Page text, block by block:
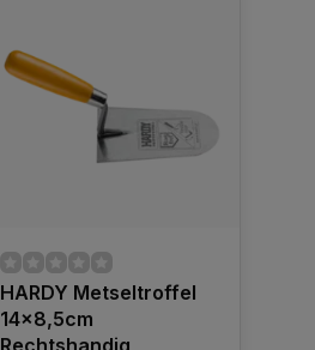
HARDY Metseltroffel
14x8,5cm
Rechtshandig